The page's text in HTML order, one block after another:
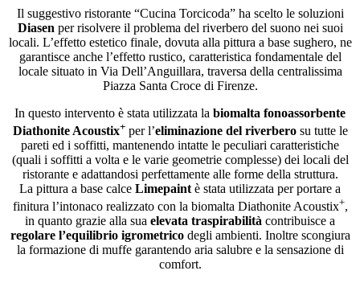
Il suggestivo ristorante “Cucina Torcicoda” ha scelto le soluzioni
Diasen per risolvere il problema del riverbero del suono nei suoi
locali. L’effetto estetico finale, dovuta alla pittura a base sughero, ne
garantisce anche l’effetto rustico, caratteristica fondamentale del
locale situato in Via Dell’Anguillara, traversa della centralissima
Piazza Santa Croce di Firenze.
In questo intervento è stata utilizzata la biomalta fonoassorbente
Diathonite Acoustix+per l’eliminazione del riverbero su tutte le
pareti ed i soffitti, mantenendo intatte le peculiari caratteristiche
(quali i soffitti a volta e le varie geometrie complesse) dei locali del
ristorante e adattandosi perfettamente alle forme della struttura.
La pittura a base calce Limepaint è stata utilizzata per portare a
finitura l’intonaco realizzato con la biomalta Diathonite Acoustix+,
in quanto grazie alla sua elevata traspirabilità contribuisce a
regolare l’equilibrio igrometricodegli ambienti. Inoltre scongiura
la formazione di muffe garantendo aria salubre e la sensazione di
comfort.